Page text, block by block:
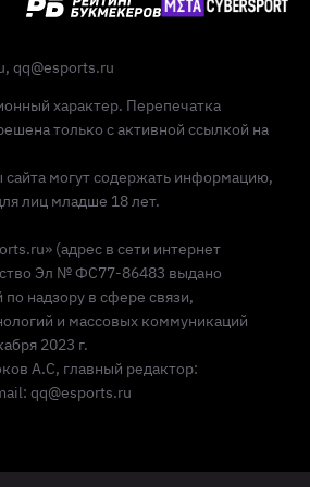
qq@esports.ru
характер. Перепечатка
только с активной ссылкой на
могут содержать информацию,
лиц младше 18 лет.
(адрес в сети интернет
Эл № ФС77-86483 выдано
надзору в сфере связи,
и массовых коммуникаций
2023 г.
А.С, главный редактор:
qq@esports.ru